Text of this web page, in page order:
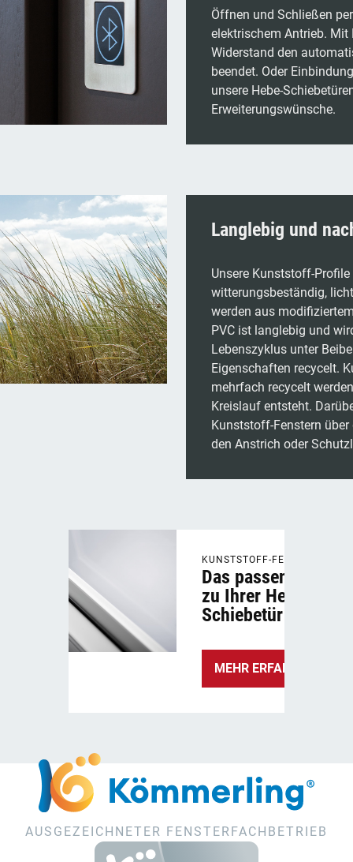
Öffnen und Schließen
elektrischem Antrieb. Mit
Widerstand den
beendet. Oder
unsere Hebe-
Erweiterungswünsche.
Langlebig und
Unsere Kunststoff-
witterungsbeständig,
werden aus
PVC ist langlebig und
Lebenszyklus unter
Eigenschaften recycelt.
mehrfach recycelt
Kreislauf entsteht.
Kunststoff-Fenstern
den Anstrich oder
KUNSTSTOFF-FENSTER
Das passende
zu Ihrer Hebe-
Schiebetür
MEHR ERFAHREN
AUSGEZEICHNETER FENSTERFACHBETRIEB